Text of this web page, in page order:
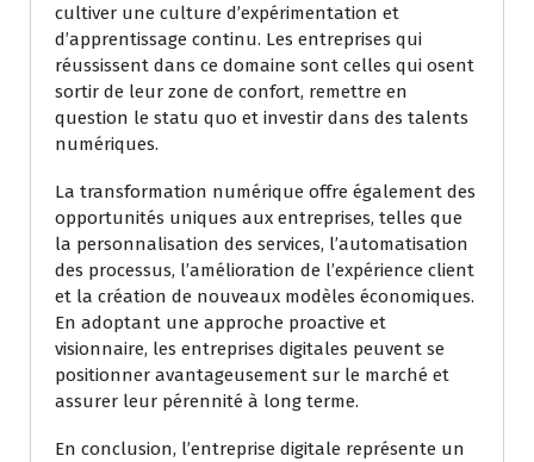
cultiver une culture d’expérimentation et
d’apprentissage continu. Les entreprises qui
réussissent dans ce domaine sont celles qui osent
sortir de leur zone de confort, remettre en
question le statu quo et investir dans des talents
numériques.
La transformation numérique offre également des
opportunités uniques aux entreprises, telles que
la personnalisation des services, l’automatisation
des processus, l’amélioration de l’expérience client
et la création de nouveaux modèles économiques.
En adoptant une approche proactive et
visionnaire, les entreprises digitales peuvent se
positionner avantageusement sur le marché et
assurer leur pérennité à long terme.
En conclusion, l’entreprise digitale représente un